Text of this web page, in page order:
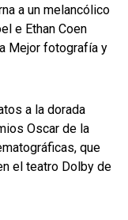
a un melancólico
e Ethan Coen
Mejor fotografía y
a la dorada
Oscar de la
que
el teatro Dolby de